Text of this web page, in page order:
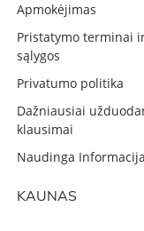
Apmokėjimas
Pristatymo terminai
sąlygos
Privatumo politika
Dažniausiai
klausimai
Naudinga Informacija
KAUNAS